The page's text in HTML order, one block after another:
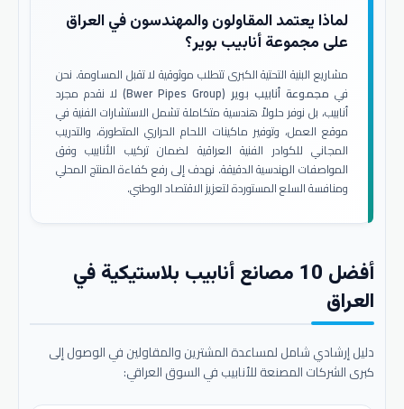
لماذا يعتمد المقاولون والمهندسون في العراق
على مجموعة أنابيب بوير؟
مشاريع البنية التحتية الكبرى تتطلب موثوقية لا تقبل المساومة. نحن
في مجموعة أنابيب بوير (Bwer Pipes Group)
لا نقدم مجرد
أنابيب، بل نوفر حلولاً هندسية متكاملة تشمل الاستشارات الفنية في
موقع العمل، وتوفير ماكينات اللحام الحراري المتطورة، والتدريب
المجاني للكوادر الفنية العراقية لضمان تركيب الأنابيب وفق
المواصفات الهندسية الدقيقة. نهدف إلى رفع كفاءة المنتج المحلي
ومنافسة السلع المستوردة لتعزيز الاقتصاد الوطني.
أفضل 10 مصانع أنابيب بلاستيكية في
العراق
دليل إرشادي شامل لمساعدة المشترين والمقاولين في الوصول إلى
كبرى الشركات المصنعة للأنابيب في السوق العراقي: